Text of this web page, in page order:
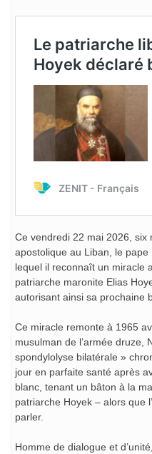
Ce vendredi 22 mai 2026, six
apostolique au Liban, le
lequel il reconnaît un miracle
patriarche maronite Elias
autorisant ainsi sa prochaine
Ce miracle remonte à 1965
musulman de l’armée druze,
spondylolyse bilatérale »
jour en parfaite santé après
blanc, tenant un bâton à la
patriarche Hoyek – alors que
parler.
Homme de dialogue et